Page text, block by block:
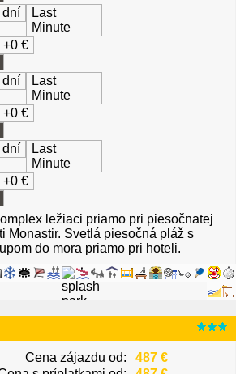
dní
Last
Minute
+0 €
dní
Last
Minute
+0 €
dní
Last
Minute
+0 €
ležiaci priamo pri piesočnatej
Monastir. Svetlá piesočná pláž s
do mora priamo pri hoteli.
Cena zájazdu od:
487 €